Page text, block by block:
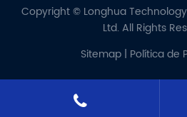
Copyright © Longhua
Ltd.All Rights
Sitemap| Política de
